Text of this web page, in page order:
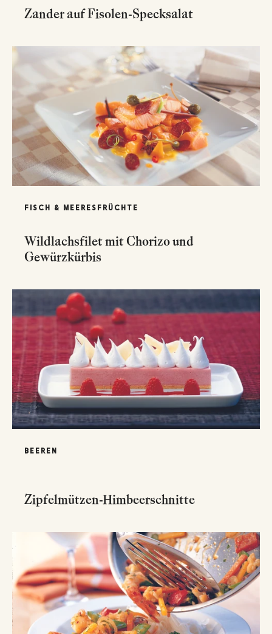
Zander auf Fisolen-Specksalat
FISCH & MEERESFRÜCHTE
Wildlachsfilet mit Chorizo und
Gewürzkürbis
BEEREN
Zipfelmützen-Himbeerschnitte